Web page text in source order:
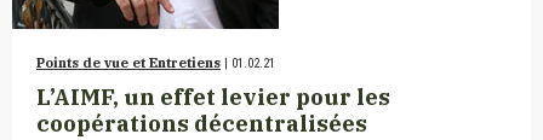
Points de vue et Entretiens | 01.02.21
L’AIMF, un effet levier pour les
coopérations décentralisées